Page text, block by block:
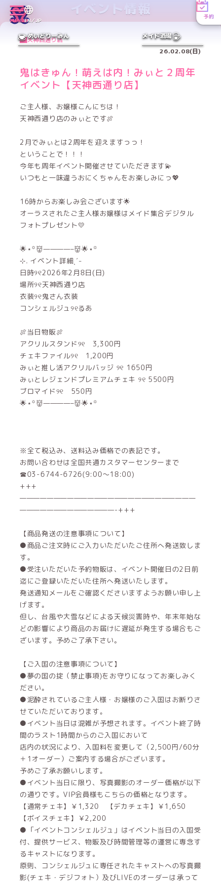
MENUEN／JP
予約
めいどりーみん メイド酒場
イベント情報
天神西通り店
26.02.08(日)
鬼はきゅん！萌えは内！みぃと２周年
イベント【天神西通り店】
ご主人様、お嬢様こんにちは！
天神西通り店のみぃとです🍖
2月でみぃとは2周年を迎えますっっ！
ということで！！！
今年も周年イベント開催させていただきます💫
いつもと一味違うおにくちゃんをお楽しみにっ💖
16時からお楽しみ会ございます🌟
オーラスされたご主人様お嬢様はメイド集合デジタル
フォトプレゼント💛
🌟⋆꙳👹————–👹🌟⋆꙳
⊹. イベント詳細ˎˊ˗
日時୨୧2026年2月8日(日)
場所୨୧天神西通り店
衣装୨୧鬼さん衣装
コンシェルジュ୨୧るあ
🍖当日物販🍖
アクリルスタンド୨୧ 3,300円
チェキファイル୨୧ 1,200円
みぃと推し活アクリルバッジ ୨୧ 1650円
みぃとレジェンドプレミアムチェキ ୨୧ 5500円
ブロマイド୨୧ 550円
🌟⋆꙳👹————–👹🌟⋆꙳
※全て税込み、送料込み価格での表記です。
お問い合わせは全国共通カスタマーセンターまで
☎03-6744-6726(9:00～18:00)
+++
——————————————————————————
——————————————-+++
【商品発送の注意事項について】
●商品ご注文時にご入力いただいたご住所へ発送致しま
す。
●受注いただいた予約物販は、イベント開催日の2日前
迄にご登録いただいた住所へ発送いたします。
発送通知メールをご確認くださいますようお願い申し上
げます。
但し、台風や大雪などによる天候災害時や、年末年始な
どの影響により商品のお届けに遅延が発生する場合もご
ざいます。予めご了承下さい。
【ご入国の注意事項について】
●夢の国の掟（禁止事項)をお守りになってお楽しみく
ださい。
●泥酔されているご主人様・お嬢様のご入国はお断りさ
せていただいております。
●イベント当日は混雑が予想されます。イベント終了時
間のラスト1時間からのご入国において
店内の状況により、入国料を変更して（2,500円/60分
＋1オーダー）ご案内する場合がございます。
予めご了承お願いします。
●イベント当日に限り、写真撮影のオーダー価格が以下
の通りです。VIP会員様もこちらの価格となります。
【通常チェキ】￥1,320 【デカチェキ】￥1,650
【ボイスチェキ】￥2,200
●「イベントコンシェルジュ」はイベント当日の入国受
付、提供サービス、物販及び時間管理等の運営に専念す
るキャストになります。
原則、コンシェルジュに専任されたキャストへの写真撮
影(チェキ・デジフォト）及びLIVEのオーダーは承って